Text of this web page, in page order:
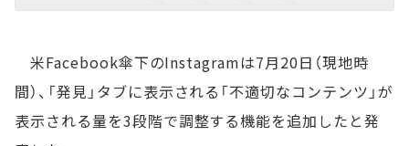
米Facebook傘下のInstagramは7月20日（現地時
間）、「発見」タブに表示される「不適切なコンテンツ」が
表示される量を3段階で調整する機能を追加したと発